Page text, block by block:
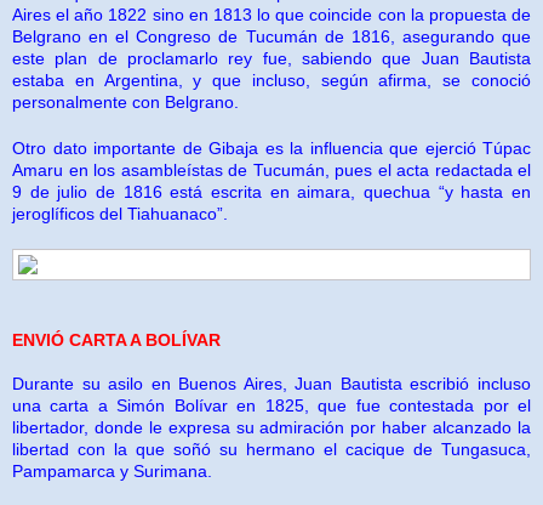
Aires el año 1822 sino en 1813 lo que coincide con la propuesta de
Belgrano en el Congreso de Tucumán de 1816, asegurando que
este plan de proclamarlo rey fue, sabiendo que Juan Bautista
estaba en Argentina, y que incluso, según afirma, se conoció
personalmente con Belgrano.
Otro dato importante de Gibaja es la influencia que ejerció Túpac
Amaru en los asambleístas de Tucumán, pues el acta redactada el
9 de julio de 1816 está escrita en aimara, quechua “y hasta en
jeroglíficos del Tiahuanaco”.
ENVIÓ CARTA A BOLÍVAR
Durante su asilo en Buenos Aires, Juan Bautista escribió incluso
una carta a Simón Bolívar en 1825, que fue contestada por el
libertador, donde le expresa su admiración por haber alcanzado la
libertad con la que soñó su hermano el cacique de Tungasuca,
Pampamarca y Surimana.